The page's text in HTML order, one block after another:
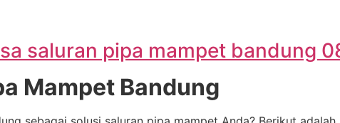
saluran pipa mampet bandung
Mampet Bandung